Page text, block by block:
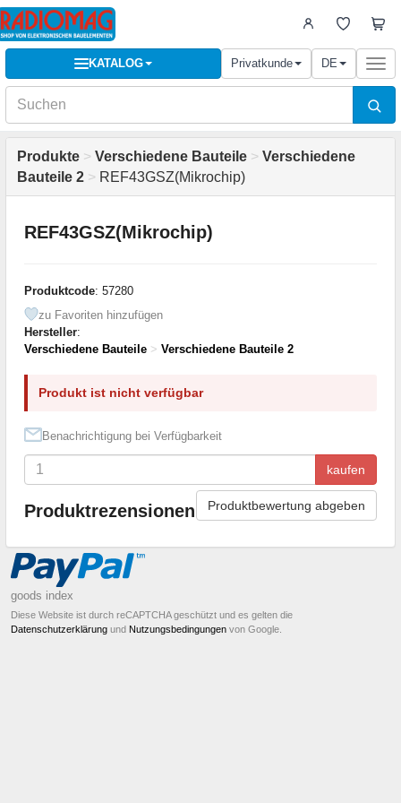
KATALOG Privatkunde DE
Produkte > Verschiedene Bauteile > Verschiedene
Bauteile 2 > REF43GSZ(Mikrochip)
REF43GSZ(Mikrochip)
Produktcode: 57280
zu Favoriten hinzufügen
Hersteller:
Verschiedene Bauteile > Verschiedene Bauteile 2
Produkt ist nicht verfügbar
Benachrichtigung bei Verfügbarkeit
kaufen
Produktrezensionen Produktbewertung abgeben
goods index
Diese Website ist durch reCAPTCHA geschützt und es gelten die
Datenschutzerklärung und Nutzungsbedingungen von Google.